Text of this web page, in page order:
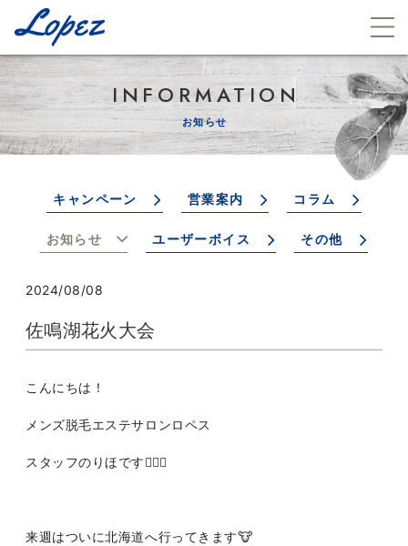
INFORMATION
お知らせ
キャンペーン 営業案内 コラム
お知らせ ユーザーボイス その他
2024/08/08
佐鳴湖花火大会
こんにちは！
メンズ脱毛エステサロンロペス
スタッフのりほです👩🏻‍⚕️
来週はついに北海道へ行ってきます🐮